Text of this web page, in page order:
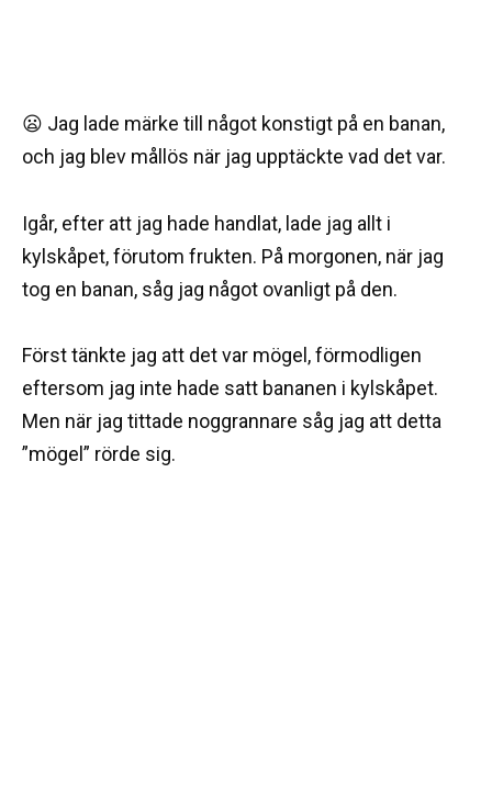
😦 Jag lade märke till något konstigt på en banan,
och jag blev mållös när jag upptäckte vad det var.
Igår, efter att jag hade handlat, lade jag allt i
kylskåpet, förutom frukten. På morgonen, när jag
tog en banan, såg jag något ovanligt på den.
Först tänkte jag att det var mögel, förmodligen
eftersom jag inte hade satt bananen i kylskåpet.
Men när jag tittade noggrannare såg jag att detta
”mögel” rörde sig.